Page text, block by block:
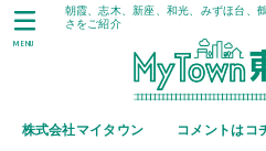
朝霞、志木、新座、和光、みずほ台、
さをご紹介
株式会社マイタウン コメントはコ
MENU